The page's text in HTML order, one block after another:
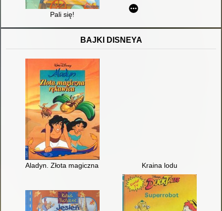
Pali się!
BAJKI DISNEYA
Aladyn. Złota magiczna rękawica Kraina lodu